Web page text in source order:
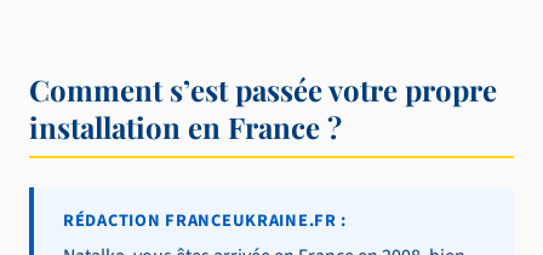
Comment s’est passée votre propre
installation en France ?
RÉDACTION FRANCEUKRAINE.FR :